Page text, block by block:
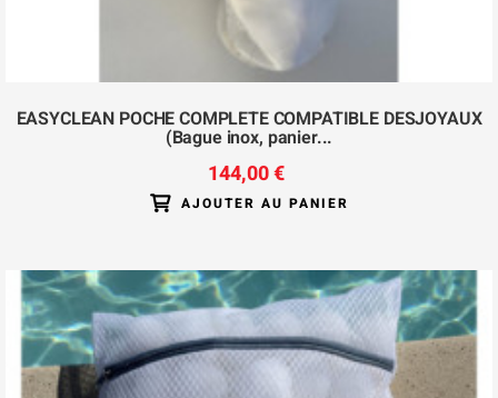
EASYCLEAN POCHE COMPLETE COMPATIBLE DESJOYAUX
(Bague inox, panier...
144,00 €
AJOUTER AU PANIER